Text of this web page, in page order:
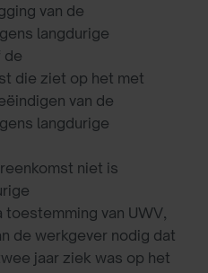
van de
langdurige
de
die ziet op het met
van de
langdurige
niet is
van UWV,
de werkgever nodig dat
jaar ziek was op het